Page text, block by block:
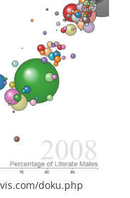
doku.php